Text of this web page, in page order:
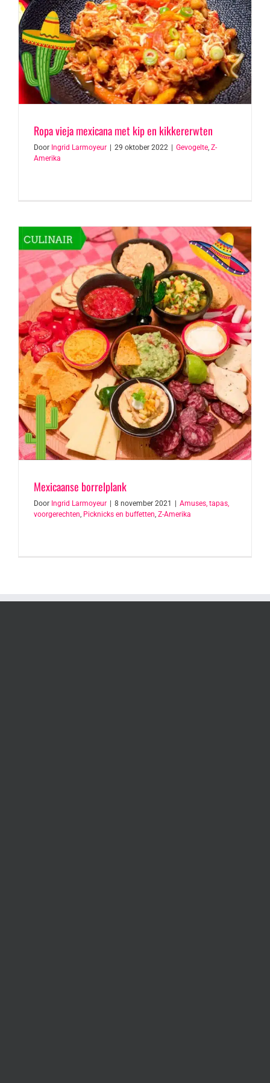
Ropa vieja mexicana met kip en kikkererwten
Door Ingrid Larmoyeur 29 oktober 2022 Gevogelte, Z-
Amerika
Mexicaanse borrelplank
Door Ingrid Larmoyeur 8 november 2021
Amuses, tapas,
voorgerechten, Picknicks en buffetten, Z-Amerika